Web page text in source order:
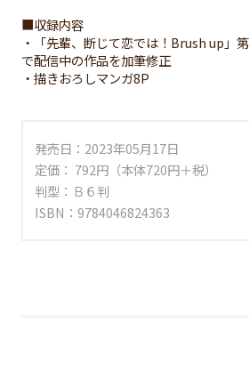
■収録内容
・「先輩、断じて恋では！Brush up」
で配信中の作品を加筆修正
・描きおろしマンガ8P
発売日：2023年05月17日
定価： 792円（本体720円＋税）
判型：Ｂ６判
ISBN：9784046824363